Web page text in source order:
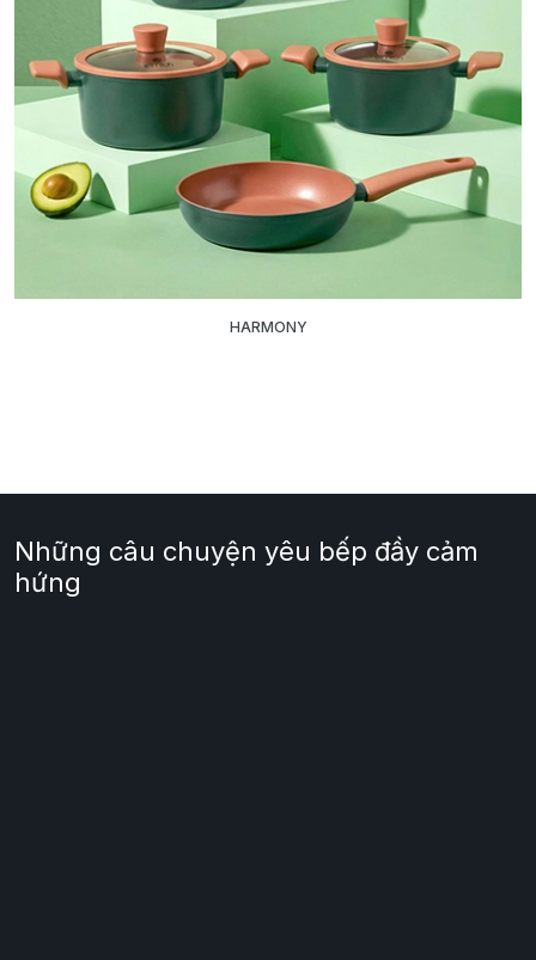
HARMONY
Những câu chuyện yêu bếp đầy cảm
hứng